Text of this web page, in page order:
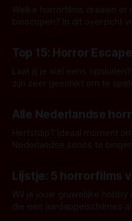
Welke horrorfilms draaien er
bioscopen? In dit overzicht
Top 15: Horror
Laat jij je wel eens
zijn zeer geschikt om te
Alle Nederlandse
Herfstdip? Ideaal moment
Nederlandse series te bingen! Bij nederhorror denk je
Amsterdamned of The
is niet beperkt tot films. Hier
Lijstje: 5 horrorfilms
Wil je jouw gruwelijke
die een aardappelschilmes